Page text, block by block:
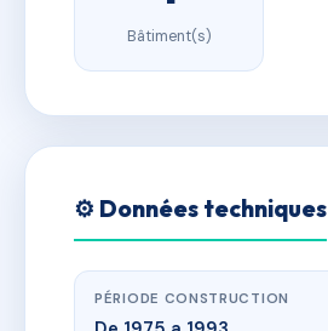
Bâtiment(s)
⚙️ Données techniques
PÉRIODE CONSTRUCTION